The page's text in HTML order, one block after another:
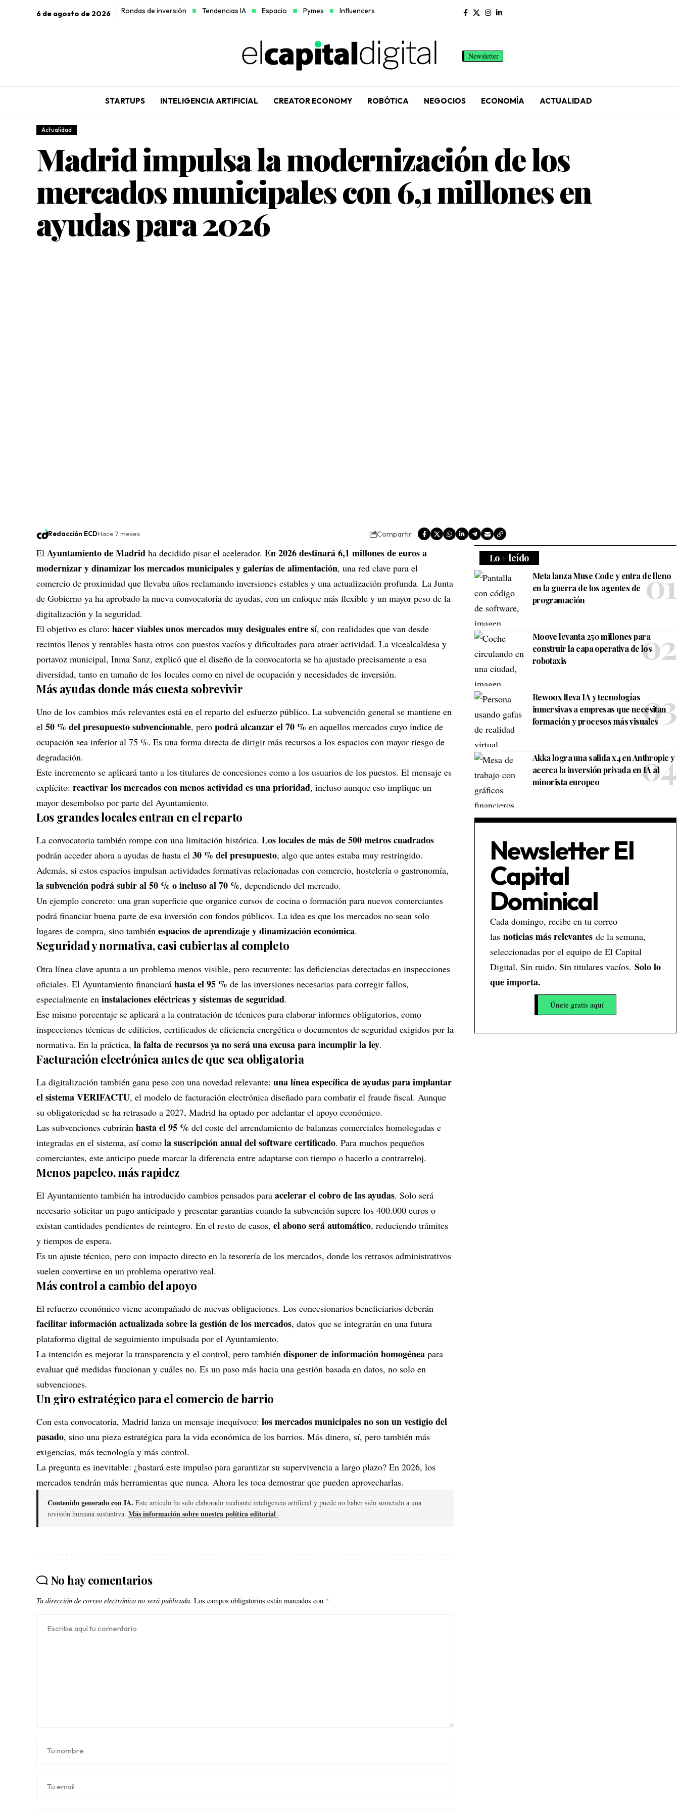
6 de agosto de 2026 Rondas de inversión Tendencias IA Espacio Pymes Influencers
Newsletter
STARTUPS INTELIGENCIA ARTIFICIAL CREATOR ECONOMY ROBÓTICA NEGOCIOS ECONOMÍA ACTUALIDAD
Actualidad
Madrid impulsa la modernización de los
mercados municipales con 6,1 millones en
ayudas para 2026
Redacción ECDHace 7 meses Compartir
El Ayuntamiento de Madrid ha decidido pisar el acelerador. En 2026 destinará 6,1 millones de euros a
modernizar y dinamizar los mercados municipales y galerías de alimentación, una red clave para el
comercio de proximidad que llevaba años reclamando inversiones estables y una actualización profunda. La Junta
de Gobierno ya ha aprobado la nueva convocatoria de ayudas, con un enfoque más flexible y un mayor peso de la
digitalización y la seguridad.
El objetivo es claro: hacer viables unos mercados muy desiguales entre sí, con realidades que van desde
recintos llenos y rentables hasta otros con puestos vacíos y dificultades para atraer actividad. La vicealcaldesa y
portavoz municipal, Inma Sanz, explicó que el diseño de la convocatoria se ha ajustado precisamente a esa
diversidad, tanto en tamaño de los locales como en nivel de ocupación y necesidades de inversión.
Más ayudas donde más cuesta sobrevivir
Uno de los cambios más relevantes está en el reparto del esfuerzo público. La subvención general se mantiene en
el 50 % del presupuesto subvencionable, pero podrá alcanzar el 70 % en aquellos mercados cuyo índice de
ocupación sea inferior al 75 %. Es una forma directa de dirigir más recursos a los espacios con mayor riesgo de
degradación.
Este incremento se aplicará tanto a los titulares de concesiones como a los usuarios de los puestos. El mensaje es
explícito: reactivar los mercados con menos actividad es una prioridad, incluso aunque eso implique un
mayor desembolso por parte del Ayuntamiento.
Los grandes locales entran en el reparto
La convocatoria también rompe con una limitación histórica. Los locales de más de 500 metros cuadrados
podrán acceder ahora a ayudas de hasta el 30 % del presupuesto, algo que antes estaba muy restringido.
Además, si estos espacios impulsan actividades formativas relacionadas con comercio, hostelería o gastronomía,
la subvención podrá subir al 50 % o incluso al 70 %, dependiendo del mercado.
Un ejemplo concreto: una gran superficie que organice cursos de cocina o formación para nuevos comerciantes
podrá financiar buena parte de esa inversión con fondos públicos. La idea es que los mercados no sean solo
lugares de compra, sino también espacios de aprendizaje y dinamización económica.
Seguridad y normativa, casi cubiertas al completo
Otra línea clave apunta a un problema menos visible, pero recurrente: las deficiencias detectadas en inspecciones
oficiales. El Ayuntamiento financiará hasta el 95 % de las inversiones necesarias para corregir fallos,
especialmente en instalaciones eléctricas y sistemas de seguridad.
Ese mismo porcentaje se aplicará a la contratación de técnicos para elaborar informes obligatorios, como
inspecciones técnicas de edificios, certificados de eficiencia energética o documentos de seguridad exigidos por la
normativa. En la práctica, la falta de recursos ya no será una excusa para incumplir la ley.
Facturación electrónica antes de que sea obligatoria
La digitalización también gana peso con una novedad relevante: una línea específica de ayudas para implantar
el sistema VERIFACTU, el modelo de facturación electrónica diseñado para combatir el fraude fiscal. Aunque
su obligatoriedad se ha retrasado a 2027, Madrid ha optado por adelantar el apoyo económico.
Las subvenciones cubrirán hasta el 95 % del coste del arrendamiento de balanzas comerciales homologadas e
integradas en el sistema, así como la suscripción anual del software certificado. Para muchos pequeños
comerciantes, este anticipo puede marcar la diferencia entre adaptarse con tiempo o hacerlo a contrarreloj.
Menos papeleo, más rapidez
El Ayuntamiento también ha introducido cambios pensados para acelerar el cobro de las ayudas. Solo será
necesario solicitar un pago anticipado y presentar garantías cuando la subvención supere los 400.000 euros o
existan cantidades pendientes de reintegro. En el resto de casos, el abono será automático, reduciendo trámites
y tiempos de espera.
Es un ajuste técnico, pero con impacto directo en la tesorería de los mercados, donde los retrasos administrativos
suelen convertirse en un problema operativo real.
Más control a cambio del apoyo
El refuerzo económico viene acompañado de nuevas obligaciones. Los concesionarios beneficiarios deberán
facilitar información actualizada sobre la gestión de los mercados, datos que se integrarán en una futura
plataforma digital de seguimiento impulsada por el Ayuntamiento.
La intención es mejorar la transparencia y el control, pero también disponer de información homogénea para
evaluar qué medidas funcionan y cuáles no. Es un paso más hacia una gestión basada en datos, no solo en
subvenciones.
Un giro estratégico para el comercio de barrio
Con esta convocatoria, Madrid lanza un mensaje inequívoco: los mercados municipales no son un vestigio del
pasado, sino una pieza estratégica para la vida económica de los barrios. Más dinero, sí, pero también más
exigencias, más tecnología y más control.
La pregunta es inevitable: ¿bastará este impulso para garantizar su supervivencia a largo plazo? En 2026, los
mercados tendrán más herramientas que nunca. Ahora les toca demostrar que pueden aprovecharlas.
Contenido generado con IA. Este artículo ha sido elaborado mediante inteligencia artificial y puede no haber sido sometido a una
revisión humana sustantiva. Más información sobre nuestra política editorial .
No hay comentarios
Tu dirección de correo electrónico no será publicada. Los campos obligatorios están marcados con *
Lo + leído
Meta lanza Muse Code y entra de lleno
en la guerra de los agentes de
programación
Moove levanta 250 millones para
construir la capa operativa de los
robotaxis
Rewoox lleva IA y tecnologías
inmersivas a empresas que necesitan
formación y procesos más visuales
Akka logra una salida x4 en Anthropic y
acerca la inversión privada en IA al
minorista europeo
Newsletter El
Capital
Dominical
Cada domingo, recibe en tu correo
lasnoticias más relevantesde la semana,
seleccionadas por el equipo de El Capital
Digital. Sin ruido. Sin titulares vacíos. Solo lo
que importa.
Únete gratis aquí